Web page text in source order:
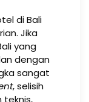
di Bali
Jika
yang
dengan
sangat
, selisih
teknis,